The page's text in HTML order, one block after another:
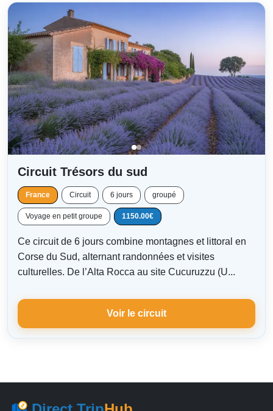
Circuit Trésors du sud
France Circuit 6 jours groupé
Voyage en petit groupe 1150.00€
Ce circuit de 6 jours combine montagnes et littoral en
Corse du Sud, alternant randonnées et visites
culturelles. De l’Alta Rocca au site Cucuruzzu (U...
Voir le circuit